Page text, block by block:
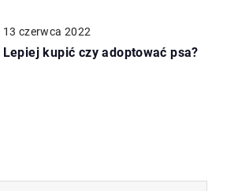
13 czerwca 2022
Lepiej kupić czy adoptować psa?